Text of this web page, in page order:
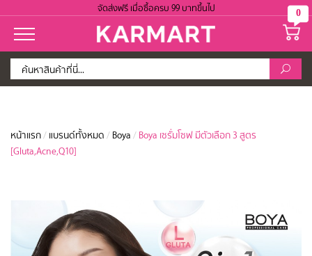
จัดส่งฟรี เมื่อซื้อครบ 99 บาทขึ้นไป 0
หน้าแรก / แบรนด์ทั้งหมด / Boya / Boya เซรั่มโซฟ มีตัวเลือก 3 สูตร
[Gluta,Acne,Q10]